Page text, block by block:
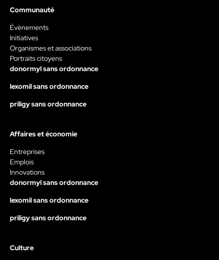
Communauté
Évènements
Initiatives
Organismes et associations
Portraits citoyens
donormyl sans ordonnance
lexomil sans ordonnance
priligy sans ordonnance
Affaires et économie
Entreprises
Emplois
Innovations
donormyl sans ordonnance
lexomil sans ordonnance
priligy sans ordonnance
Culture